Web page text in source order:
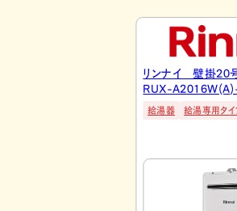
パロマ 壁掛24号
PH-2426AW
給湯専用タイプ